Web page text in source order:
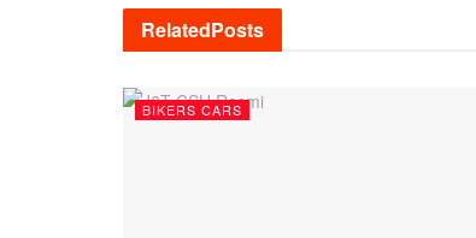
RelatedPosts
BIKERS CARS